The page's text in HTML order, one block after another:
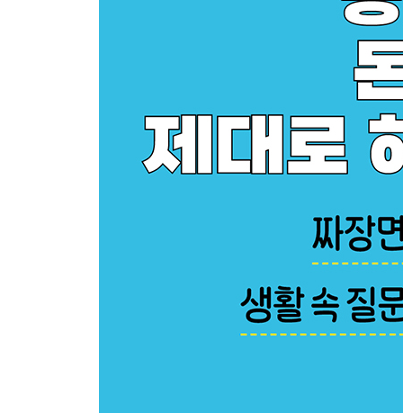
같은 물건인데 왜 가격이 다를까? -수요·공급 / 유
싸게 사는 게 항상 좋은 선택일까? -합리적 소비
놀이공원 자유이용권은 왜 비쌀까? -가격 전략
이 광고, 진짜일까? 속임수일까? -과장·허위 광고
백화점과 마트는 뭐가 다를까? -백화점 vs 마트
편의점 아르바이트 월급은 어떻게 정해질까? -최저
놀이터가 많으면 왜 집값이 올라갈까? -주거 환경
우리 동네 카페는 왜 자주 바뀔까? -상권